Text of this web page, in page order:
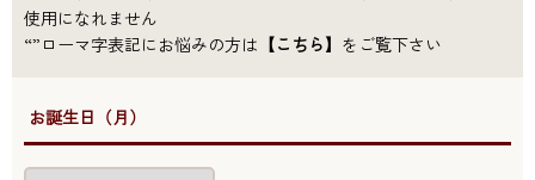
使用になれません
“”ローマ字表記にお悩みの方は 【こちら】 をご覧下さい
●お誕生日（月）